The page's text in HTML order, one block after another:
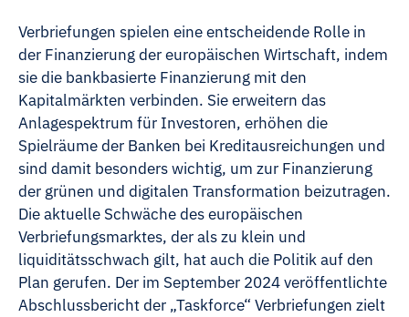
Verbriefungen spielen eine entscheidende Rolle in
der Finanzierung der europäischen Wirtschaft, indem
sie die bankbasierte Finanzierung mit den
Kapitalmärkten verbinden. Sie erweitern das
Anlagespektrum für Investoren, erhöhen die
Spielräume der Banken bei Kreditausreichungen und
sind damit besonders wichtig, um zur Finanzierung
der grünen und digitalen Transformation beizutragen.
Die aktuelle Schwäche des europäischen
Verbriefungsmarktes, der als zu klein und
liquiditätsschwach gilt, hat auch die Politik auf den
Plan gerufen. Der im September 2024 veröffentlichte
Abschlussbericht der „Taskforce“ Verbriefungen zielt